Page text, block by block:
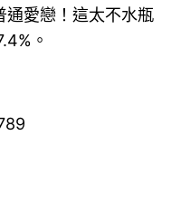
通愛戀！這太不水瓶
。